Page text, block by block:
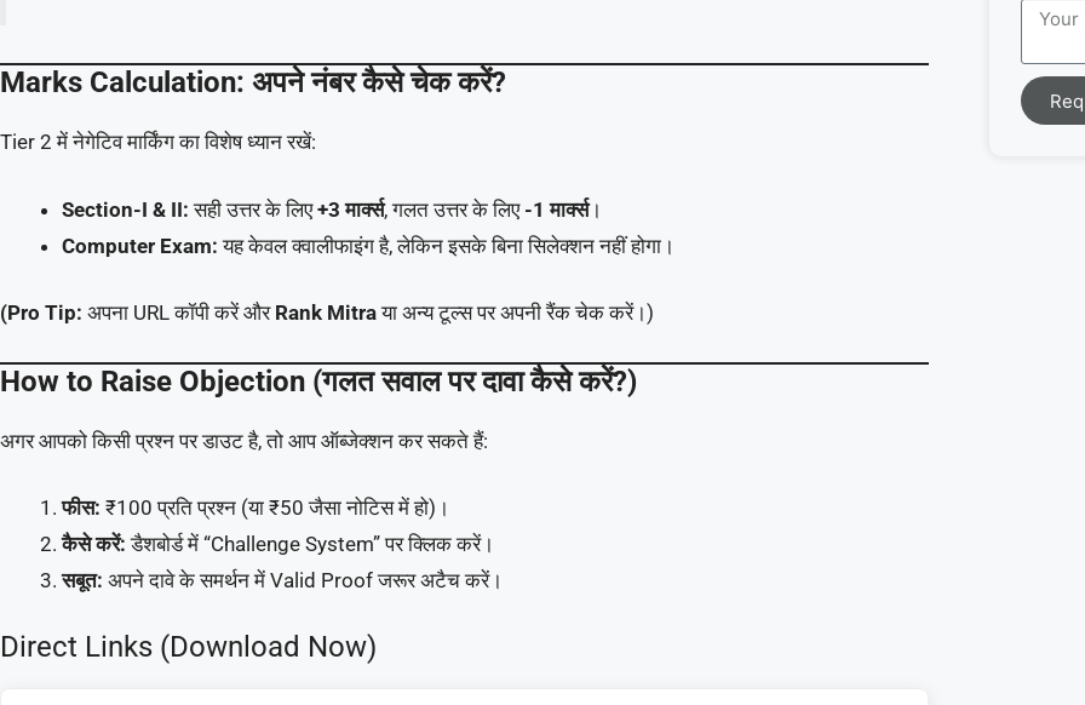
Marks Calculation: अपने नंबर कैसे चेक करें?
Tier 2 में नेगेटिव मार्किंग का विशेष ध्यान रखें:
Section-I & II: सही उत्तर के लिए+3 मार्क्स, गलत उत्तर के लिए -1 मार्क्स।
Computer Exam: यह केवल क्वालीफाइंग है, लेकिन इसके बिना सिलेक्शन नहीं होगा।
(Pro Tip: अपना URL कॉपी करें और Rank Mitraया अन्य टूल्स पर अपनी रैंक चेक करें।)
How to Raise Objection (गलत सवाल पर दावा कैसे करें?)
अगर आपको किसी प्रश्न पर डाउट है, तो आप ऑब्जेक्शन कर सकते हैं:
फीस: ₹100 प्रति प्रश्न (या ₹50 जैसा नोटिस में हो)।
कैसे करें: डैशबोर्ड में “Challenge System” पर क्लिक करें।
सबूत: अपने दावे के समर्थन में Valid Proof जरूर अटैच करें।
Direct Links (Download Now)